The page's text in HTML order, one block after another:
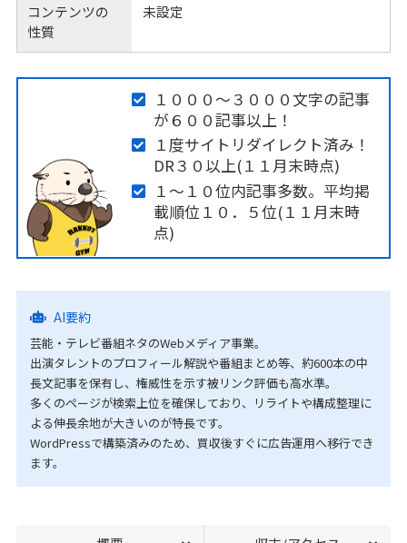
コンテンツの
性質
未設定
１０００～３０００文字の記事
が６００記事以上！
１度サイトリダイレクト済み！
DR３０以上(１１月末時点)
１～１０位内記事多数。平均掲
載順位１０．５位(１１月末時
点)
AI要約
芸能・テレビ番組ネタのWebメディア事業。
出演タレントのプロフィール解説や番組まとめ等、約600本の中
長文記事を保有し、権威性を示す被リンク評価も高水準。
多くのページが検索上位を確保しており、リライトや構成整理に
よる伸長余地が大きいのが特長です。
WordPressで構築済みのため、買収後すぐに広告運用へ移行でき
ます。